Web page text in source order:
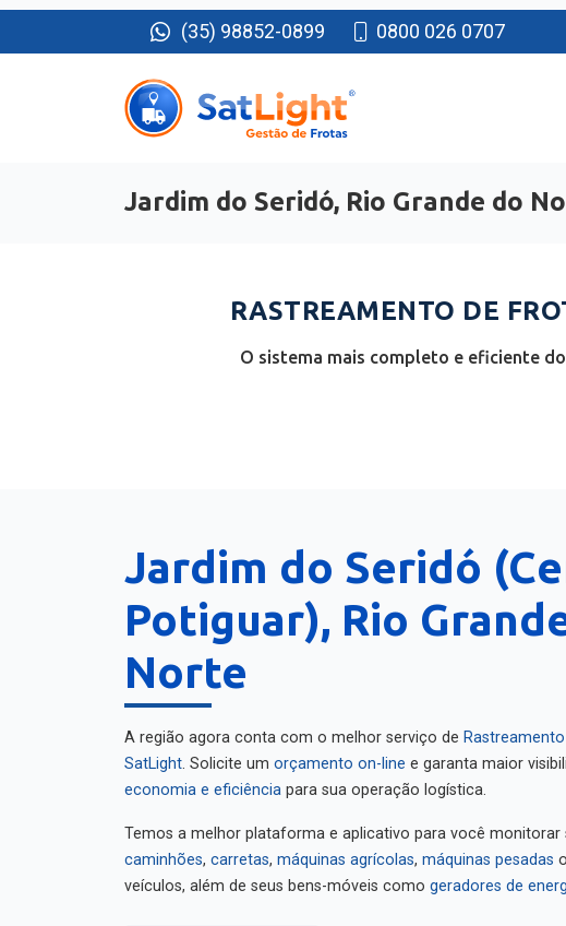
(35) 98852-0899 0800 026 0707
Jardim do Seridó, Rio Grande do
RASTREAMENTO DE
O sistema mais completo e eficiente
Jardim do Seridó
Potiguar), Rio
Norte
A região agora conta com o melhor serviço de
SatLight . Solicite um orçamento on-line e garanta maior
economia e eficiência para sua operação logística.
Temos a melhor plataforma e aplicativo para você monitorar
caminhões carretas máquinas agrícolas máquinas pesadas
veículos, além de seus bens-móveis como geradores de